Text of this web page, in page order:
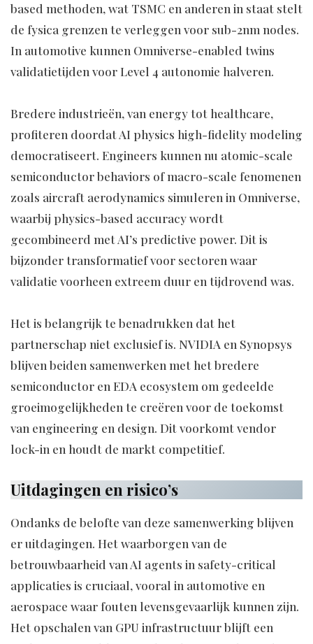
based methoden, wat TSMC en anderen in staat stelt
de fysica grenzen te verleggen voor sub-2nm nodes.
In automotive kunnen Omniverse-enabled twins
validatietijden voor Level 4 autonomie halveren.
Bredere industrieën, van energy tot healthcare,
profiteren doordat AI physics high-fidelity modeling
democratiseert. Engineers kunnen nu atomic-scale
semiconductor behaviors of macro-scale fenomenen
zoals aircraft aerodynamics simuleren in Omniverse,
waarbij physics-based accuracy wordt
gecombineerd met AI’s predictive power. Dit is
bijzonder transformatief voor sectoren waar
validatie voorheen extreem duur en tijdrovend was.
Het is belangrijk te benadrukken dat het
partnerschap niet exclusief is. NVIDIA en Synopsys
blijven beiden samenwerken met het bredere
semiconductor en EDA ecosystem om gedeelde
groeimogelijkheden te creëren voor de toekomst
van engineering en design. Dit voorkomt vendor
lock-in en houdt de markt competitief.
Uitdagingen en risico’s
Ondanks de belofte van deze samenwerking blijven
er uitdagingen. Het waarborgen van de
betrouwbaarheid van AI agents in safety-critical
applicaties is cruciaal, vooral in automotive en
aerospace waar fouten levensgevaarlijk kunnen zijn.
Het opschalen van GPU infrastructuur blijft een